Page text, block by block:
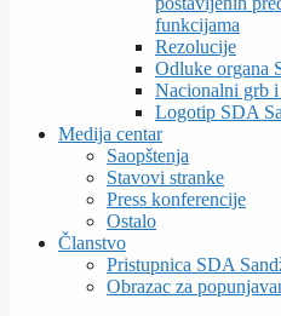
funkcijama
Rezolucije
Odluke organa
Nacionalni grb i
Logotip SDA
Medija centar
Saopštenja
Stavovi stranke
Press konferencije
Ostalo
Članstvo
Pristupnica SDA
Obrazac za